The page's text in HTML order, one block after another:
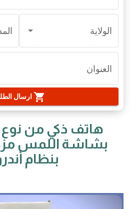
الولاية
العنوان
shopping_cart ارسال
هاتف ذكي من
بشاشة اللمس
بنظام